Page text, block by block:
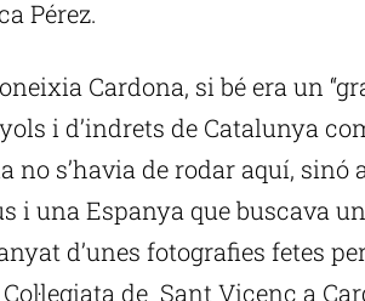
Pérez.
Cardona, si bé era un
i d’indrets de Catalunya
no s’havia de rodar aquí, sinó
i una Espanya que buscava
d’unes fotografies fetes
de Sant Vicenç a